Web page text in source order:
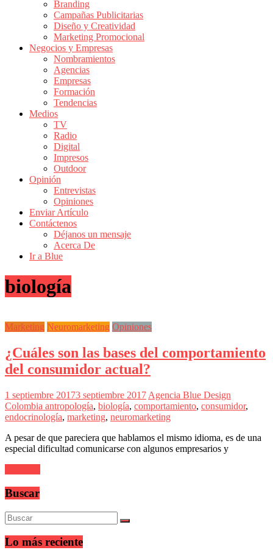
Magazine
Publicidad
Marketing
Noticias
Actualidad
Mercadeo
Colombia
Revistas
Actualidad
Colombia
Revista
iBlue
Marketing
de
Mercadeo
y
Medios
la
Agencia
Blue
Colombia
y
filiales
América
|
Una
mirada
Branding
Campañas Publicitarias
Diseño y Creatividad
Marketing Promocional
Negocios y Empresas
Nombramientos
Agencias
Empresas
Formación
Tendencias
Medios
TV
Radio
Digital
Impresos
Outdoor
Opinión
Entrevistas
Opiniones
Enviar Artículo
Contáctenos
Déjanos un mensaje
Acerca De
Ir a Blue
biología
Marketing Neuromarketing Opiniones
¿Cuáles son las bases del comportamiento
del consumidor actual?
1 septiembre 20173 septiembre 2017 Agencia Blue Design
Colombia antropología, biología, comportamiento, consumidor,
endocrinología, marketing, neuromarketing
A pesar de que pareciera que hablamos el mismo idioma, es de una
especial dificultad comunicarse con algunos empresarios y
Buscar
Lo más reciente